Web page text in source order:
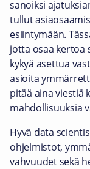
sanoiksi
tullut
esiintymään.
jotta osaa kertoa
kykyä asettua
asioita
pitää aina viestiä
mahdollisuuksia
Hyvä data
ohjelmistot,
vahvuudet sekä